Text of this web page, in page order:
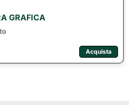
GRAFICA
Acquista